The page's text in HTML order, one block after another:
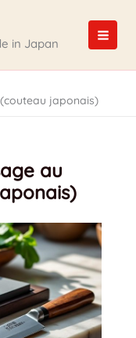
in Japan
japonais)
au